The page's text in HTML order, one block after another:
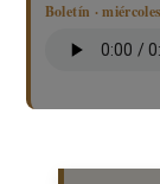
Boletín ·